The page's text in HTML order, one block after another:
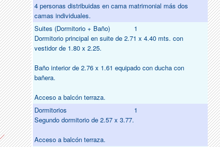
4 personas distribuidas en cama matrimonial más dos
camas individuales.
Suites (Dormitorio + Baño)
1
Dormitorio principal en suite de 2.71 x 4.40 mts. con
vestidor de 1.80 x 2.25.
Baño interior de 2.76 x 1.61 equipado con ducha con
bañera.
Acceso a balcón terraza.
Dormitorios
1
Segundo dormitorio de 2.57 x 3.77.
Acceso a balcón terraza.